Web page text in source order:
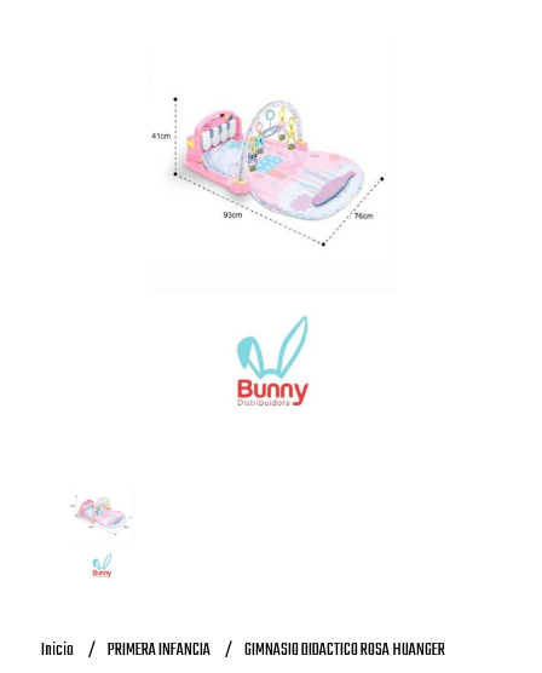
Inicio PRIMERA INFANCIA GIMNASIO DIDACTICO ROSA HUANGER